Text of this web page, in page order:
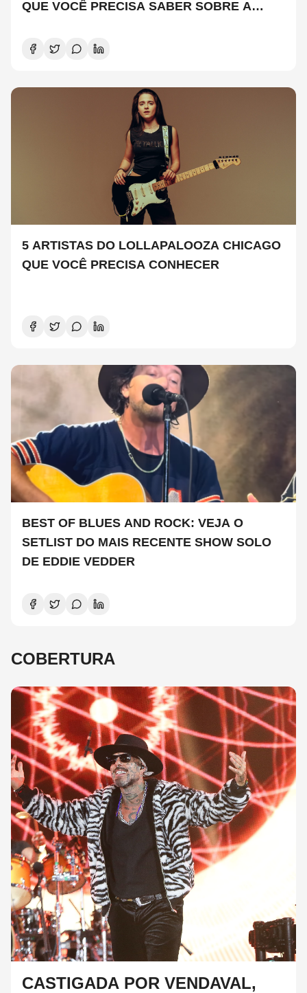
QUE VOCÊ PRECISA SABER SOBRE A
5 ARTISTAS DO LOLLAPALOOZA CHICAGO
QUE VOCÊ PRECISA CONHECER
BEST OF BLUES AND ROCK: VEJA O
SETLIST DO MAIS RECENTE SHOW SOLO
DE EDDIE VEDDER
COBERTURA
CASTIGADA POR VENDAVAL,